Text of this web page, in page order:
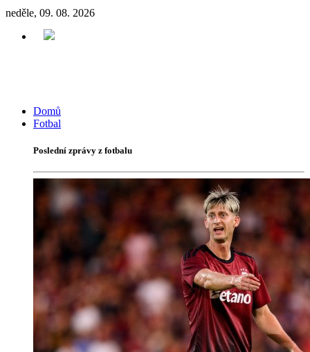
neděle, 09. 08. 2026
Domů
Fotbal
Poslední zprávy z fotbalu